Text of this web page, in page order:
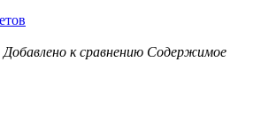
Добавлено к сравнению Содержимое